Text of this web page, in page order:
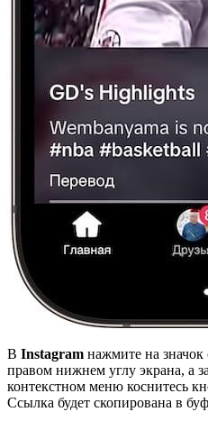
В Instagram нажмите на
правом нижнем углу экрана, а
контекстном меню коснитесь
Ссылка будет скопирована в